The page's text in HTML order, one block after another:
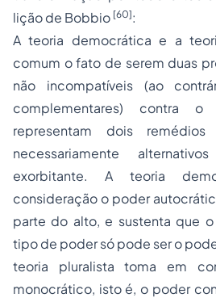
lição de Bobbio [60]:
A teoria democrática e a
comum o fato de serem duas
não incompatíveis (ao
complementares) contra
representam dois
necessariamente
exorbitante. A teoria
consideração o poder
parte do alto, e sustenta que
tipo de poder só pode ser o
teoria pluralista toma em
monocrático, isto é, o poder